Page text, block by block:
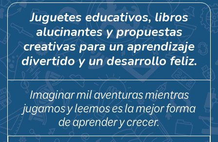
Juguetes educativos, libros
alucinantes y propuestas
creativas para un aprendizaje
divertido y un desarrollo feliz.
Imaginar mil aventuras mientras
jugamos y leemos es la mejor forma
de aprender y crecer.